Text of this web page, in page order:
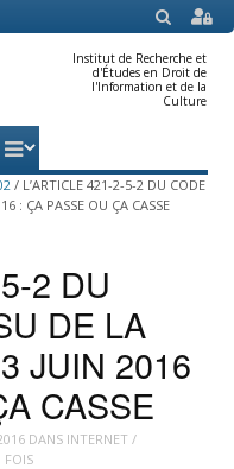
SEARCH
Institut de Recherche et
d'Études en Droit de
l'Information et de la
Culture
/ L’ARTICLE 421-2-5-2 DU CODE
: ÇA PASSE OU ÇA CASSE
2 DU
DE LA
JUIN 2016
CASSE
DANS INTERNET /